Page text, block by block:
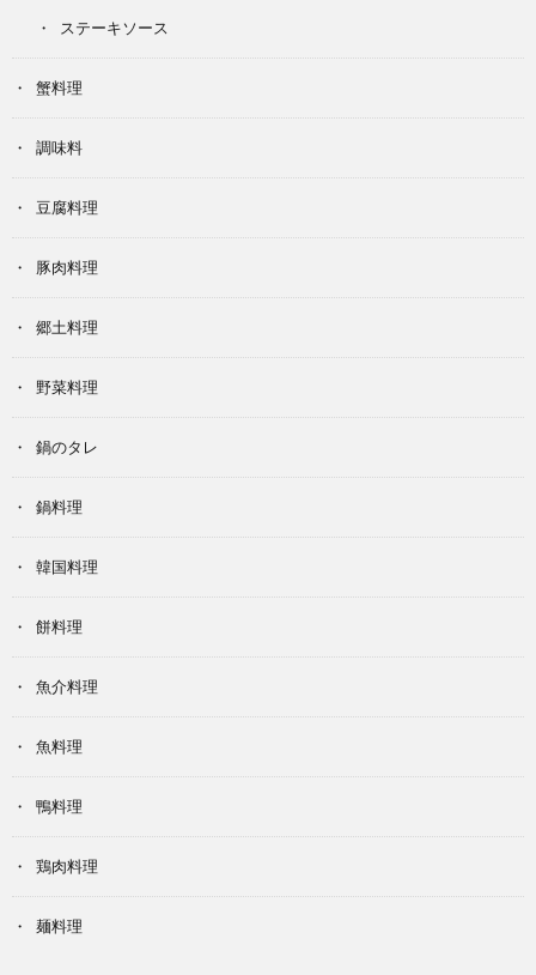
ステーキソース
蟹料理
調味料
豆腐料理
豚肉料理
郷土料理
野菜料理
鍋のタレ
鍋料理
韓国料理
餅料理
魚介料理
魚料理
鴨料理
鶏肉料理
麺料理